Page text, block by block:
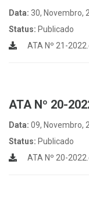
Data: 30, Novembro,
Status: Publicado
ATA Nº 21-
ATA Nº 20-
Data: 09, Novembro,
Status: Publicado
ATA Nº 20-